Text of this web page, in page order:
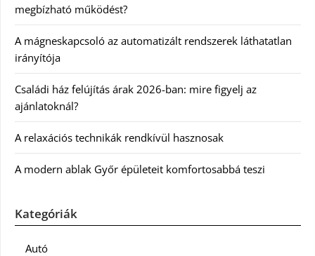
megbízható működést?
A mágneskapcsoló az automatizált rendszerek láthatatlan
irányítója
Családi ház felújítás árak 2026-ban: mire figyelj az
ajánlatoknál?
A relaxációs technikák rendkívül hasznosak
A modern ablak Győr épületeit komfortosabbá teszi
Kategóriák
Autó